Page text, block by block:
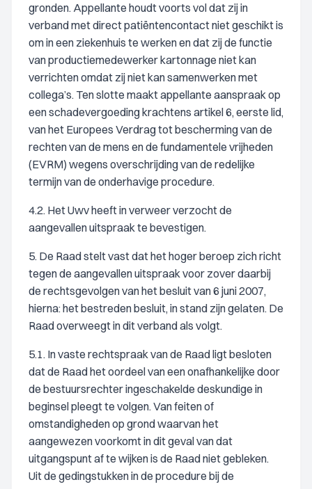
gronden. Appellante houdt voorts vol dat zij in
verband met direct patiëntencontact niet geschikt is
om in een ziekenhuis te werken en dat zij de functie
van productiemedewerker kartonnage niet kan
verrichten omdat zij niet kan samenwerken met
collega’s. Ten slotte maakt appellante aanspraak op
een schadevergoeding krachtens artikel 6, eerste lid,
van het Europees Verdrag tot bescherming van de
rechten van de mens en de fundamentele vrijheden
(EVRM) wegens overschrijding van de redelijke
termijn van de onderhavige procedure.
4.2. Het Uwv heeft in verweer verzocht de
aangevallen uitspraak te bevestigen.
5. De Raad stelt vast dat het hoger beroep zich richt
tegen de aangevallen uitspraak voor zover daarbij
de rechtsgevolgen van het besluit van 6 juni 2007,
hierna: het bestreden besluit, in stand zijn gelaten. De
Raad overweegt in dit verband als volgt.
5.1. In vaste rechtspraak van de Raad ligt besloten
dat de Raad het oordeel van een onafhankelijke door
de bestuursrechter ingeschakelde deskundige in
beginsel pleegt te volgen. Van feiten of
omstandigheden op grond waarvan het
aangewezen voorkomt in dit geval van dat
uitgangspunt af te wijken is de Raad niet gebleken.
Uit de gedingstukken in de procedure bij de